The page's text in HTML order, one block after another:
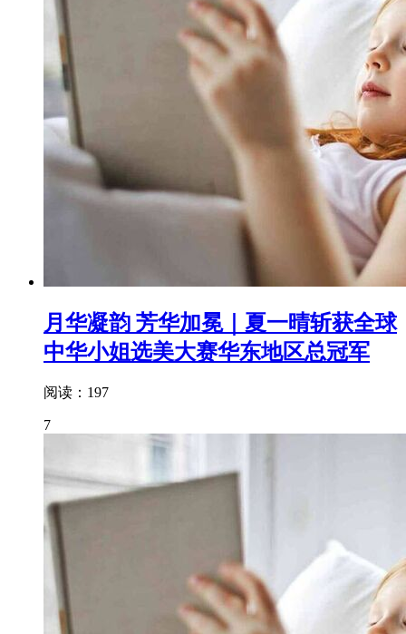
月华凝韵 芳华加冕｜夏一晴斩获全球
中华小姐选美大赛华东地区总冠军
阅读：197
7